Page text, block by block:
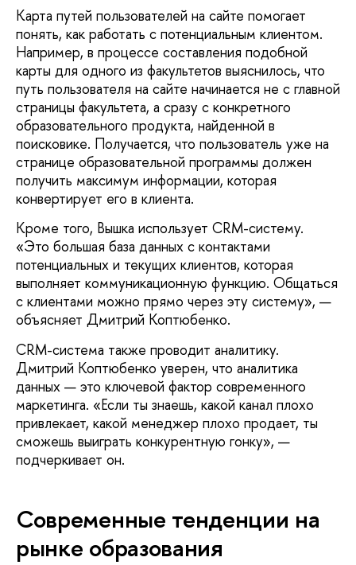
Карта путей пользователей на сайте помогает
понять, как работать с потенциальным клиентом.
Например, в процессе составления подобной
карты для одного из факультетов выяснилось, что
путь пользователя на сайте начинается не с главной
страницы факультета, а сразу с конкретного
образовательного продукта, найденной в
поисковике. Получается, что пользователь уже на
странице образовательной программы должен
получить максимум информации, которая
конвертирует его в клиента.
Кроме того, Вышка использует CRM-систему.
«Это большая база данных с контактами
потенциальных и текущих клиентов, которая
выполняет коммуникационную функцию. Общаться
с клиентами можно прямо через эту систему», —
объясняет Дмитрий Коптюбенко.
CRM-система также проводит аналитику.
Дмитрий Коптюбенко уверен, что аналитика
данных — это ключевой фактор современного
маркетинга. «Если ты знаешь, какой канал плохо
привлекает, какой менеджер плохо продает, ты
сможешь выиграть конкурентную гонку», —
подчеркивает он.
Современные тенденции на
рынке образования